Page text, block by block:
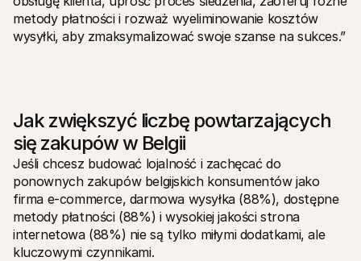
metody płatności i rozważ wyeliminowanie kosztów
wysyłki, aby zmaksymalizować swoje szanse na sukces.”
Jak zwiększyć liczbę powtarzających
się zakupów w Belgii
Jeśli chcesz budować lojalność i zachęcać do
ponownych zakupów belgijskich konsumentów jako
firma e-commerce, darmowa wysyłka (88%), dostępne
metody płatności (88%) i wysokiej jakości strona
internetowa (88%) nie są tylko miłymi dodatkami, ale
kluczowymi czynnikami.